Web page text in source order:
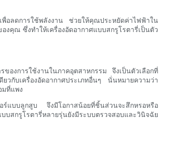
พื่อลดการใช้พลังงาน ช่วยให้คุณประหยัดค่าไฟฟ้าใน
งคุณ ซึ่งทำให้เครื่องอัดอากาศแบบสกรูโรตารี่เป็นตัว
ของการใช้งานในภาคอุตสาหกรรม จึงเป็นตัวเลือกที่
ยวกับเครื่องอัดอากาศประเภทอื่นๆ นั่นหมายความว่า
มที่แพง
อร์แบบลูกสูบ จึงมีโอกาสน้อยที่ชิ้นส่วนจะสึกหรอหรือ
สกรูโรตารี่หลายรุ่นยังมีระบบตรวจสอบและวินิจฉัย